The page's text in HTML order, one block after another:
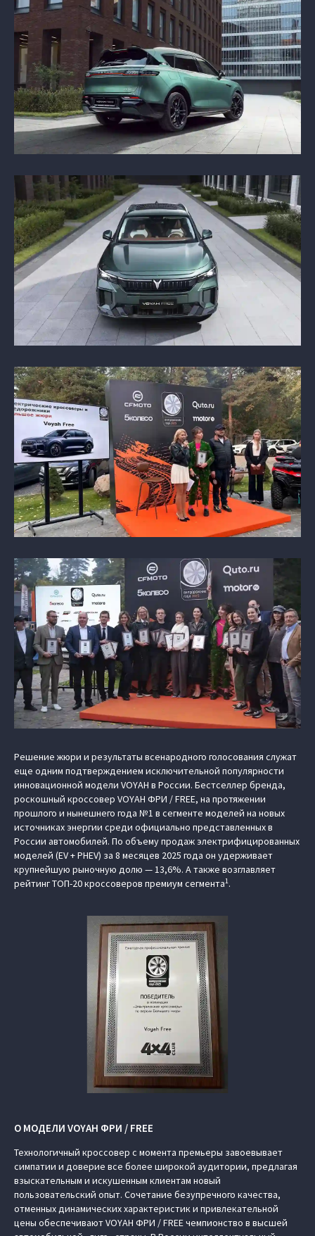
Решение жюри и результаты всенародного голосования служат
еще одним подтверждением исключительной популярности
инновационной модели VOYAH в России. Бестселлер бренда,
роскошный кроссовер VOYAH ФРИ / FREE, на протяжении
прошлого и нынешнего года №1 в сегменте моделей на новых
источниках энергии среди официально представленных в
России автомобилей. По объему продаж электрифицированных
моделей (EV + PHEV) за 8 месяцев 2025 года он удерживает
крупнейшую рыночную долю — 13,6%. А также возглавляет
рейтинг ТОП-20 кроссоверов премиум сегмента1.
О МОДЕЛИ VOYAH ФРИ / FREE
Технологичный кроссовер с момента премьеры завоевывает
симпатии и доверие все более широкой аудитории, предлагая
взыскательным и искушенным клиентам новый
пользовательский опыт. Сочетание безупречного качества,
отменных динамических характеристик и привлекательной
цены обеспечивают VOYAH ФРИ / FREE чемпионство в высшей